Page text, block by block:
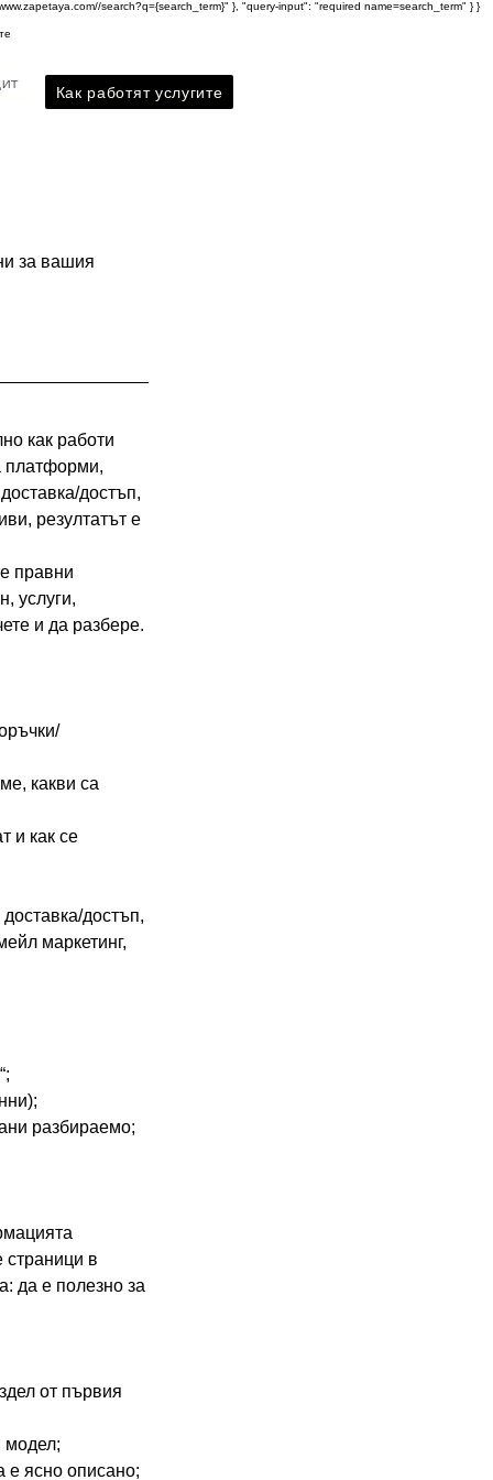
search?q={search_term}" }, "query-input": "required name=search_term" } }
Как работят услугите
за вашия
как работи
платформи,
достъп,
резултатът е
правни
услуги,
и да разбере.
какви са
и как се
достъп,
маркетинг,
разбираемо;
страници в
да е полезно за
от първия
модел;
е ясно описано;